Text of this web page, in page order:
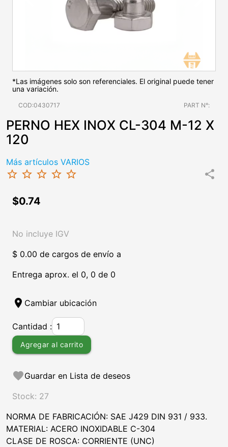
*Las imágenes solo son referenciales. El original puede tener
una variación.
COD:0430717 PART N°:
PERNO HEX INOX CL-304 M-12 X
120
Más artículos VARIOS
star_border star_border star_border star_border star_border share
$0.74
No incluye IGV
$ 0.00 de cargos de envío a
Entrega aprox. el 0, 0 de 0
location_on Cambiar ubicación
Cantidad :
Agregar al carrito
favoriteGuardar en Lista de deseos
Stock: 27
NORMA DE FABRICACIÓN: SAE J429 DIN 931 / 933.
MATERIAL: ACERO INOXIDABLE C-304
CLASE DE ROSCA: CORRIENTE (UNC)